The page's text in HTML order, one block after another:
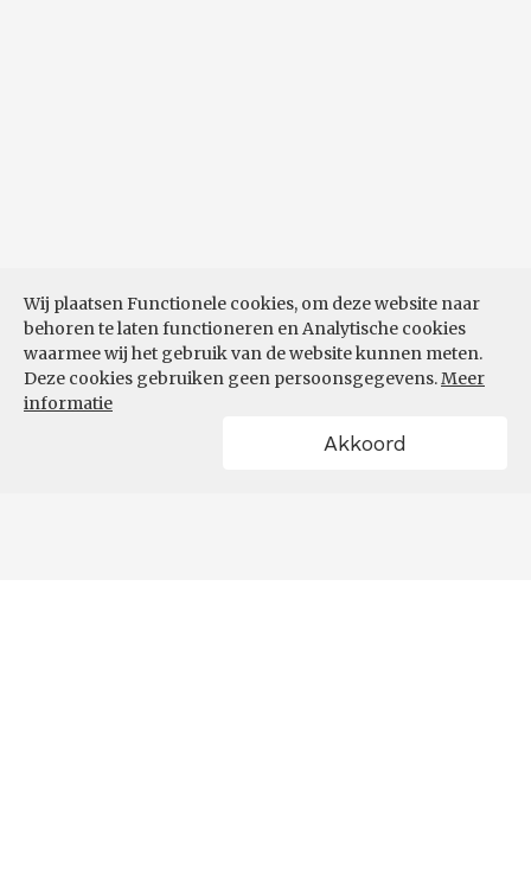
Wij plaatsen Functionele cookies, om deze website naar
behoren te laten functioneren en Analytische cookies
waarmee wij het gebruik van de website kunnen meten.
Deze cookies gebruiken geen persoonsgegevens.Meer
informatie
Akkoord